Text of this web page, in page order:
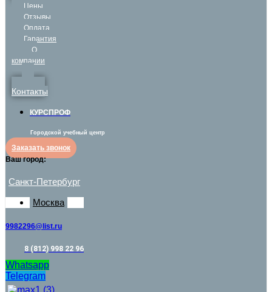
Цены
Отзывы
Оплата
Гарантия
О
компании
Контакты
КУРСПРОФ
Городской учебный центр
Заказать звонок
Ваш город:
Санкт-Петербург
Москва
9982296@list.ru
8 (812) 998 22 96
Whatsapp
Telegram